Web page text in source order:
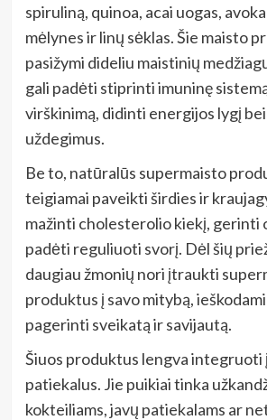
spiruliną, quinoa, acai uogas,
mėlynes ir linų sėklas. Šie maisto
pasižymi dideliu maistinių
gali padėti stiprinti imuninę
virškinimą, didinti energijos lygį
uždegimus.
Be to, natūralūs supermaisto
teigiamai paveikti širdies ir
mažinti cholesterolio kiekį, gerinti
padėti reguliuoti svorį. Dėl šių
daugiau žmonių nori įtraukti
produktus į savo mitybą,
pagerinti sveikatą ir savijautą.
Šiuos produktus lengva integruoti
patiekalus. Jie puikiai tinka
kokteiliams, javų patiekalams ar